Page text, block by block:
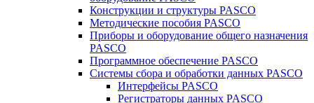
Конструкции и структуры PASCO
Методические пособия PASCO
Приборы и оборудование общего назначения
PASCO
Программное обеспечение PASCO
Системы сбора и обработки данных PASCO
Интерфейсы PASCO
Регистраторы данных PASCO